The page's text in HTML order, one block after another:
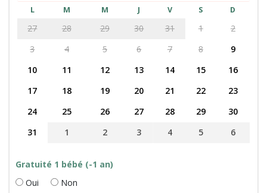
L M M J V S D
27 28 29 30 31 1
2
3
4 5 6 7 8
9
10
11 12 13 14 15
16
17
18 19 20 21 22
23
24
25 26 27 28 29
30
31
1 2 3 4 5 6
Gratuité 1 bébé (-1 an)
Oui
Non